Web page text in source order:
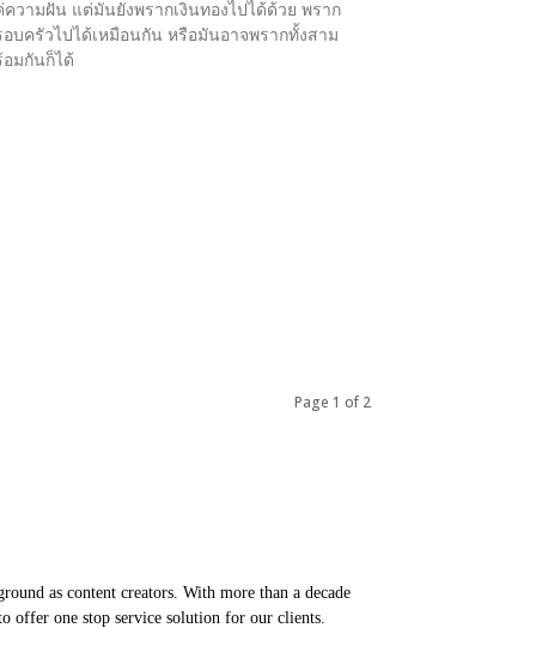
ความฝัน แต่มันยังพรากเงินทองไปได้ด้วย พราก
อบครัวไปได้เหมือนกัน หรือมันอาจพรากทั้งสาม
อมกันก็ได้
Page 1 of 2
as content creators. With more than a decade
offer one stop service solution for our clients.